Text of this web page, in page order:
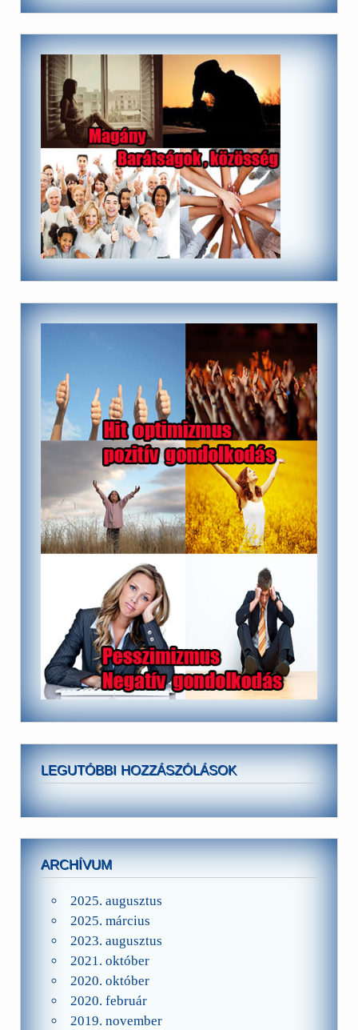
LEGUTÓBBI HOZZÁSZÓLÁSOK
ARCHÍVUM
2025. augusztus
2025. március
2023. augusztus
2021. október
2020. október
2020. február
2019. november